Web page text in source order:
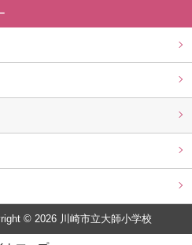
© 2026 川崎市立大師小学校